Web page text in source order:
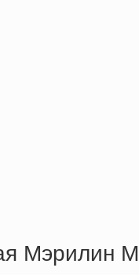
Мэрилин